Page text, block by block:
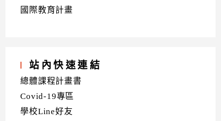
國際教育計畫
站內快速連結
總體課程計畫書
Covid-19專區
學校Line好友